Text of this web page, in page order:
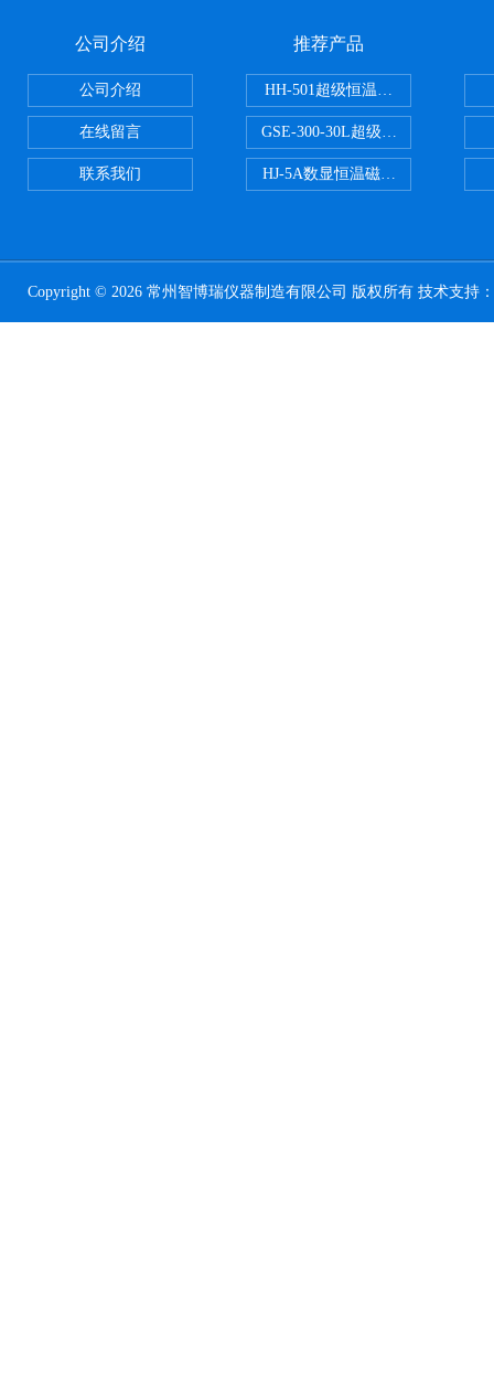
公司介绍
公司介绍
在线留言
联系我们
推荐产品
HH-501超级恒温水浴
GSE-300-30L超级循环恒温油浴锅
HJ-5A数显恒温磁力搅拌器
Copyright © 2026 常州智博瑞仪器制造有限公司 版权所有 技术支持：